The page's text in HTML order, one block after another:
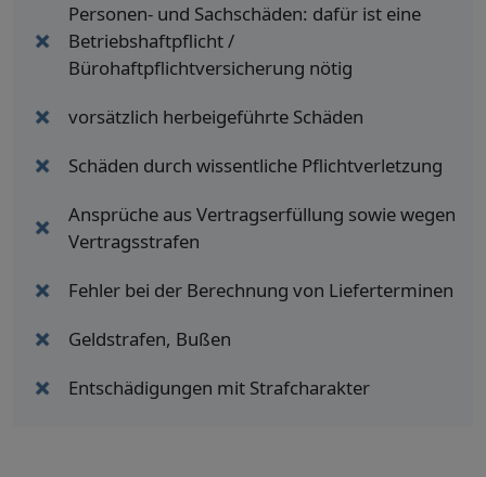
Personen- und Sachschäden: dafür ist eine
Betriebshaftpflicht /
Bürohaftpflichtversicherung nötig
vorsätzlich herbeigeführte Schäden
Schäden durch wissentliche Pflichtverletzung
Ansprüche aus Vertragserfüllung sowie wegen
Vertragsstrafen
Fehler bei der Berechnung von Lieferterminen
Geldstrafen, Bußen
Entschädigungen mit Strafcharakter